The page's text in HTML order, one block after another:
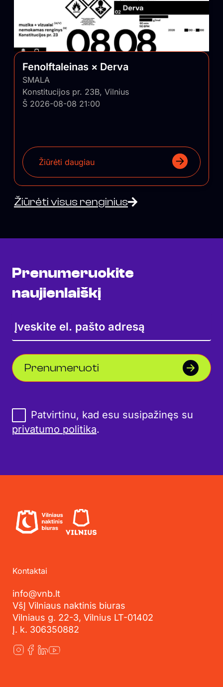
Fenolftaleinas × Derva
SMALA
Konstitucijos pr. 23B, Vilnius
Š 2026-08-08 21:00
Žiūrėti daugiau
Žiūrėti visus renginius
Prenumeruokite
naujienlaiškį
Prenumeruoti
Patvirtinu, kad esu susipažinęs su
privatumo politika.
Kontaktai
info@vnb.lt
VšĮ Vilniaus naktinis biuras
Vilniaus g. 22-3, Vilnius LT-01402
Į. k. 306350882